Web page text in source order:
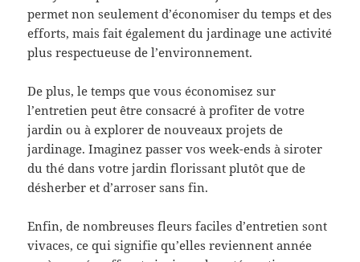
permet non seulement d’économiser du temps et des
efforts, mais fait également du jardinage une activité
plus respectueuse de l’environnement.
De plus, le temps que vous économisez sur
l’entretien peut être consacré à profiter de votre
jardin ou à explorer de nouveaux projets de
jardinage. Imaginez passer vos week-ends à siroter
du thé dans votre jardin florissant plutôt que de
désherber et d’arroser sans fin.
Enfin, de nombreuses fleurs faciles d’entretien sont
vivaces, ce qui signifie qu’elles reviennent année